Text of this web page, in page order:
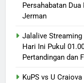
Persahabatan
Jerman
Jalalive
Hari Ini Pukul
Pertandingan dan
KuPS vs U